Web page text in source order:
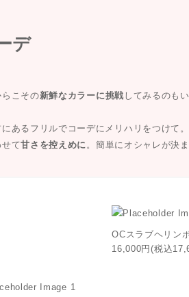
こその新鮮なカラーに挑戦 してみるのも
あるフリルでコーデにメリハリをつけて。
せて甘さを控えめに。簡単にオシャレが決
OCスラブヘリン
16,000円(税込